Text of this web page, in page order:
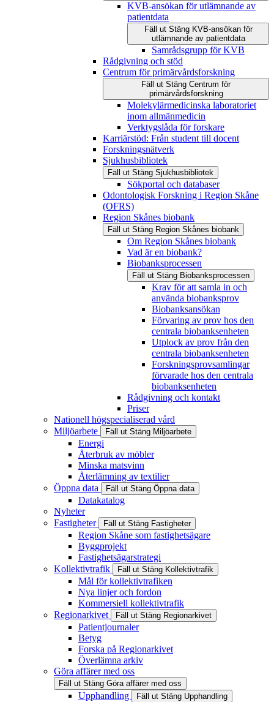
KVB-ansökan för utlämnande av
patientdata
Fäll ut Stäng KVB-ansökan för
utlämnande av patientdata
Samrådsgrupp för KVB
Rådgivning och stöd
Centrum för primärvårdsforskning
Fäll ut Stäng Centrum för
primärvårdsforskning
Molekylärmedicinska laboratoriet
inom allmänmedicin
Verktygslåda för forskare
Karriärstöd: Från student till docent
Forskningsnätverk
Sjukhusbibliotek
Fäll ut Stäng Sjukhusbibliotek
Sökportal och databaser
Odontologisk Forskning i Region Skåne
(OFRS)
Region Skånes biobank
Fäll ut Stäng Region Skånes biobank
Om Region Skånes biobank
Vad är en biobank?
Biobanksprocessen
Fäll ut Stäng Biobanksprocessen
Krav för att samla in och
använda biobanksprov
Biobanksansökan
Förvaring av prov hos den
centrala biobanksenheten
Utplock av prov från den
centrala biobanksenheten
Forskningsprovsamlingar
förvarade hos den centrala
biobanksenheten
Rådgivning och kontakt
Priser
Nationell högspecialiserad vård
Miljöarbete
Fäll ut Stäng Miljöarbete
Energi
Återbruk av möbler
Minska matsvinn
Återlämning av textilier
Öppna data
Fäll ut Stäng Öppna data
Datakatalog
Nyheter
Fastigheter
Fäll ut Stäng Fastigheter
Region Skåne som fastighetsägare
Byggprojekt
Fastighetsägarstrategi
Kollektivtrafik
Fäll ut Stäng Kollektivtrafik
Mål för kollektivtrafiken
Nya linjer och fordon
Kommersiell kollektivtrafik
Regionarkivet
Fäll ut Stäng Regionarkivet
Patientjournaler
Betyg
Forska på Regionarkivet
Överlämna arkiv
Göra affärer med oss
Fäll ut Stäng Göra affärer med oss
Upphandling Fäll ut Stäng Upphandling